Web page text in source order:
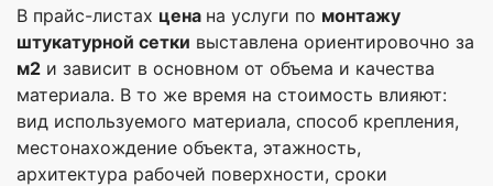
В прайс-листах цена на услуги по монтажу
штукатурной сетки выставлена ориентировочно за
м2 и зависит в основном от объема и качества
материала. В то же время на стоимость влияют:
вид используемого материала, способ крепления,
местонахождение объекта, этажность,
архитектура рабочей поверхности, сроки